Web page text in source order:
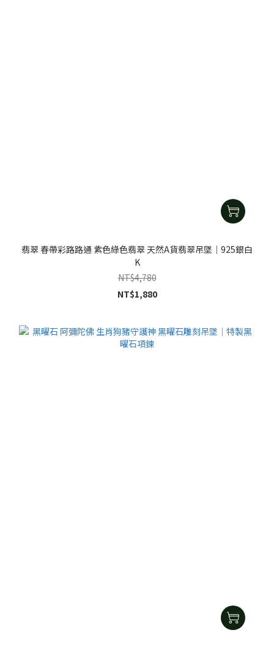
翡翠 春帶彩路路通 紫色綠色翡翠 天然A貨翡翠吊墜｜925銀白
K
NT$4,780
NT$1,880